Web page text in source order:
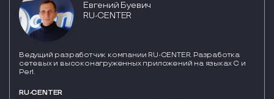
Евгений Буевич
RU-CENTER
Ведущий разработчик компании RU-CENTER. Разработка
сетевых и высоконагруженных приложений на языках C и
Perl.
RU-CENTER